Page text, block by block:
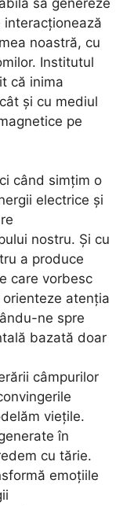
să genereze
interacționează
noastră, cu
Institutul
că inima
și cu mediul
pe
când simțim o
electrice și
nostru. Și cu
a produce
care vorbesc
atenția
ne spre
bazată doar
câmpurilor
viețile.
în
cu tărie.
emoțiile